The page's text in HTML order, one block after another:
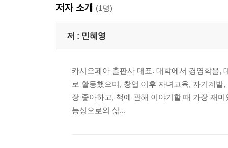
저자 소개 (1명)
저 : 민혜영
카시오페아 출판사 대표. 대학에서 경영학을,
로 활동했으며, 창업 이후 자녀교육, 자기계
장 좋아하고, 책에 관해 이야기할 때 가장 재
능성으로의 삶...